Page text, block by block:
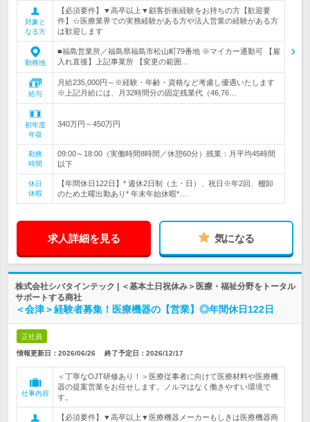
対象と
なる方
【必須要件】▼高卒以上▼顧客折衝経験をお持ちの方【歓迎要
件】☆医療業界での実務経験がある方や法人営業の経験がある方
は歓迎します
勤務地
■福島営業所／福島県福島市松山町79番地 ※マイカー通勤可 【雇
入れ直後】上記事業所 【変更の範囲…
給与
月給235,000円～※経験・年齢・資格など考慮し優遇いたします
※上記月給には、月32時間分の固定残業代（46,76…
初年度
年収
340万円～450万円
勤務
時間
09:00～18:00（実働時間8時間／休憩60分）残業：月平均45時間
以下
休日
休暇
【年間休日122日】* 週休2日制（土・日）、祝日※年2回、棚卸
のため土曜出勤あり* 年末年始休暇*…
求人詳細を見る 気になる
株式会社シバタインテック | ＜基本土日祝休み＞医療・福祉分野をトータル
サポートする商社
＜会津＞経験者募集！医療機器の【営業】◎年間休日122日
正社員
情報更新日：2026/06/26 終了予定日： 2026/12/17
仕事内容
＜丁寧なOJT研修あり！＞医療従事者に向けて医療材料や医療機
器の提案営業をお任せします。ノルマはなく働きやすい環境で
す。
【必須要件】▼高卒以上▼医療機器メーカーもしきは医療機器商